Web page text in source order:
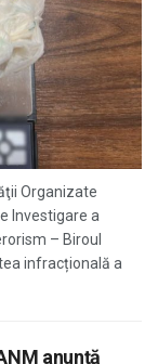
Organizate
Investigare a
– Biroul
infracțională a
anunță